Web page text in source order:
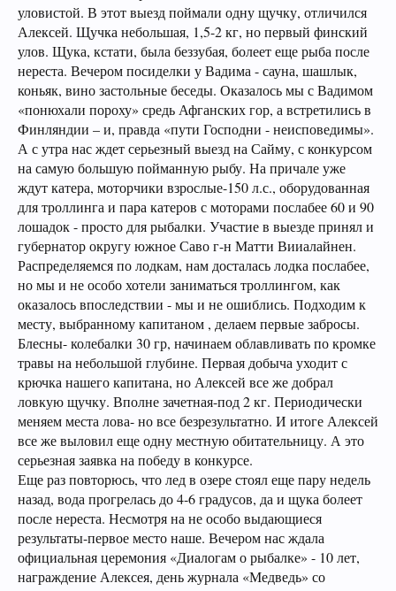
уловистой. В этот выезд поймали одну щучку, отличился
Алексей. Щучка небольшая, 1,5-2 кг, но первый финский
улов. Щука, кстати, была беззубая, болеет еще рыба после
нереста. Вечером посиделки у Вадима - сауна, шашлык,
коньяк, вино застольные беседы. Оказалось мы с Вадимом
«понюхали пороху» средь Афганских гор, а встретились в
Финляндии – и, правда «пути Господни - неисповедимы».
А с утра нас ждет серьезный выезд на Сайму, с конкурсом
на самую большую пойманную рыбу. На причале уже
ждут катера, моторчики взрослые-150 л.с., оборудованная
для троллинга и пара катеров с моторами послабее 60 и 90
лошадок - просто для рыбалки. Участие в выезде принял и
губернатор округу южное Саво г-н Матти Вииалайнен.
Распределяемся по лодкам, нам досталась лодка послабее,
но мы и не особо хотели заниматься троллингом, как
оказалось впоследствии - мы и не ошиблись. Подходим к
месту, выбранному капитаном , делаем первые забросы.
Блесны- колебалки 30 гр, начинаем облавливать по кромке
травы на небольшой глубине. Первая добыча уходит с
крючка нашего капитана, но Алексей все же добрал
ловкую щучку. Вполне зачетная-под 2 кг. Периодически
меняем места лова- но все безрезультатно. И итоге Алексей
все же выловил еще одну местную обитательницу. А это
серьезная заявка на победу в конкурсе.
Еще раз повторюсь, что лед в озере стоял еще пару недель
назад, вода прогрелась до 4-6 градусов, да и щука болеет
после нереста. Несмотря на не особо выдающиеся
результаты-первое место наше. Вечером нас ждала
официальная церемония «Диалогам о рыбалке» - 10 лет,
награждение Алексея, день журнала «Медведь» со